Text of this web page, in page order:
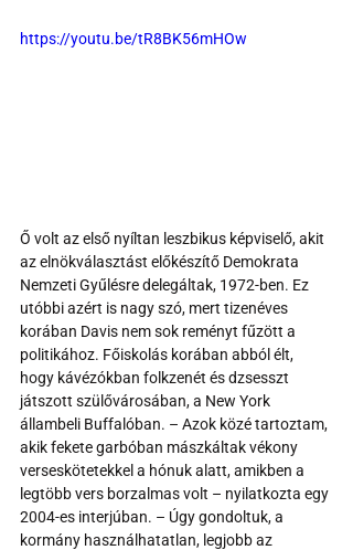
https://youtu.be/tR8BK56mHOw
Ő volt az első nyíltan leszbikus képviselő, akit
az elnökválasztást előkészítő Demokrata
Nemzeti Gyűlésre delegáltak, 1972-ben. Ez
utóbbi azért is nagy szó, mert tizenéves
korában Davis nem sok reményt fűzött a
politikához. Főiskolás korában abból élt,
hogy kávézókban folkzenét és dzsesszt
játszott szülővárosában, a New York
állambeli Buffalóban. – Azok közé tartoztam,
akik fekete garbóban mászkáltak vékony
verseskötetekkel a hónuk alatt, amikben a
legtöbb vers borzalmas volt – nyilatkozta egy
2004-es interjúban. – Úgy gondoltuk, a
kormány használhatatlan, legjobb az